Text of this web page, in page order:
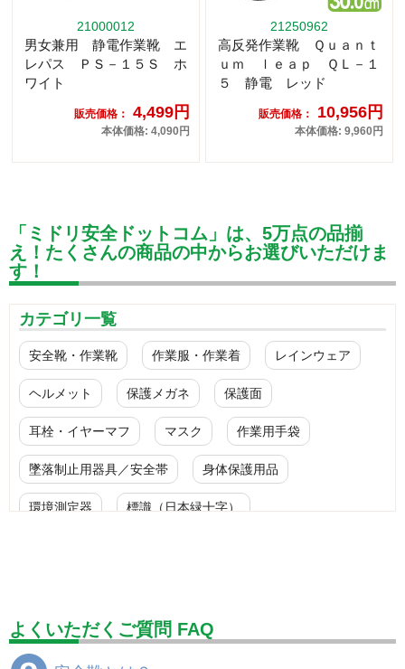
21000012
男女兼用 静電作業靴 エ
レパス ＰＳ－１５Ｓ ホ
ワイト
販売価格： 4,499円
本体価格: 4,090円
21250962
高反発作業靴 Ｑｕａｎｔ
ｕｍ ｌｅａｐ ＱＬ－１
５ 静電 レッド
販売価格： 10,956円
本体価格: 9,960円
「ミドリ安全ドットコム」は、5万点の品揃
え！たくさんの商品の中からお選びいただけま
す！
カテゴリ一覧
安全靴・作業靴 作業服・作業着 レインウェア
ヘルメット 保護メガネ 保護面
耳栓・イヤーマフ マスク 作業用手袋
墜落制止用器具／安全帯 身体保護用品
環境測定器 標識（日本緑十字）
設備用品・作業補助用品 工事作業用品
分煙対策機器
よくいただくご質問 FAQ